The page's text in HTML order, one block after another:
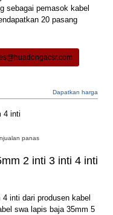
sebagai pemasok kabel
20 pasang
Dapatkan harga
panas
2 inti 3 inti 4 inti
inti dari produsen kabel
swa lapis baja 35mm 5